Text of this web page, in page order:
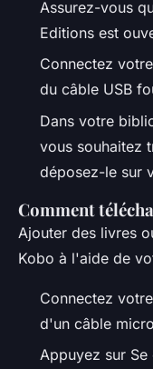
Assurez-vous
Editions est
Connectez
du câble USB
Dans votre
vous souhaitez
déposez-le sur
Comment
Ajouter des livres
Kobo à l'aide de
Connectez
d'un câble
Appuyez sur